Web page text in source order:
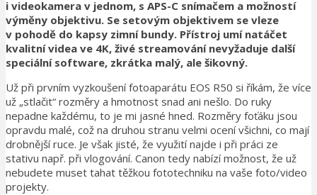
i videokamera v jednom, s APS-C snímačem a možností
výměny objektivu. Se setovým objektivem se vleze
v pohodě do kapsy zimní bundy. Přístroj umí natáčet
kvalitní videa ve 4K, živé streamování nevyžaduje další
speciální software, zkrátka malý, ale šikovný.
Už při prvním vyzkoušení fotoaparátu EOS R50 si říkám, že více
už „stlačit“ rozměry a hmotnost snad ani nešlo. Do ruky
nepadne každému, to je mi jasné hned. Rozměry foťáku jsou
opravdu malé, což na druhou stranu velmi ocení všichni, co mají
drobnější ruce. Je však jisté, že využití najde i při práci ze
stativu např. při vlogování. Canon tedy nabízí možnost, že už
nebudete muset tahat těžkou fototechniku na vaše foto/video
projekty.